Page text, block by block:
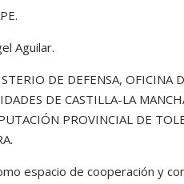
Aguilar.
DE DEFENSA, OFICINA
DE CASTILLA-LA
PROVINCIAL DE
espacio de cooperación y